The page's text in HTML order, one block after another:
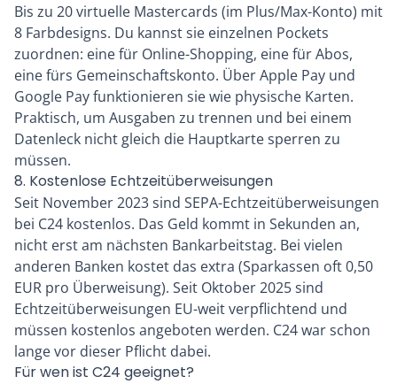
Bis zu 20 virtuelle Mastercards (im Plus/Max-Konto) mit
8 Farbdesigns. Du kannst sie einzelnen Pockets
zuordnen: eine für Online-Shopping, eine für Abos,
eine fürs Gemeinschaftskonto. Über Apple Pay und
Google Pay funktionieren sie wie physische Karten.
Praktisch, um Ausgaben zu trennen und bei einem
Datenleck nicht gleich die Hauptkarte sperren zu
müssen.
8. Kostenlose Echtzeitüberweisungen
Seit November 2023 sind SEPA-Echtzeitüberweisungen
bei C24 kostenlos. Das Geld kommt in Sekunden an,
nicht erst am nächsten Bankarbeitstag. Bei vielen
anderen Banken kostet das extra (Sparkassen oft 0,50
EUR pro Überweisung). Seit Oktober 2025 sind
Echtzeitüberweisungen EU-weit verpflichtend und
müssen kostenlos angeboten werden. C24 war schon
lange vor dieser Pflicht dabei.
Für wen ist C24 geeignet?